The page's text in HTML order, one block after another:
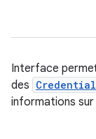
Interface
des Credential
informations